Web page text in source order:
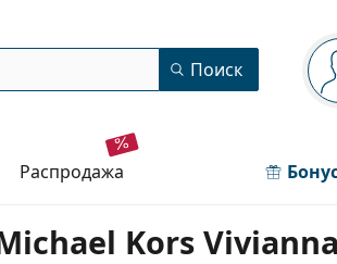
Поиск
распродажа
Kors